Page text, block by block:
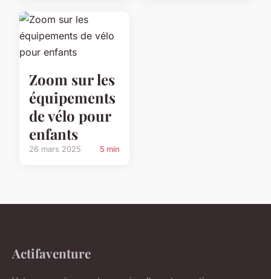
Zoom sur les
équipements
de vélo pour
enfants
26 mars 2025 5 min
Actifaventure